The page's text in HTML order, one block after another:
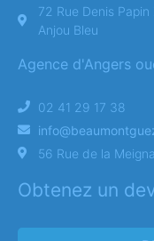
72 Rue Denis
Anjou Bleu
Agence d'Angers
02 41 29 17 38
56 Rue de la
Obtenez un